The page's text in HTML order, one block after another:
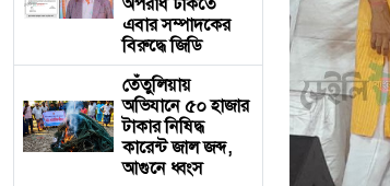
এবার সম্পাদকের
বিরুদ্ধে জিডি
তেঁতুলিয়ায়
অভিযানে ৫০ হাজার
টাকার নিষিদ্ধ
কারেন্ট জাল জব্দ,
আগুনে ধ্বংস